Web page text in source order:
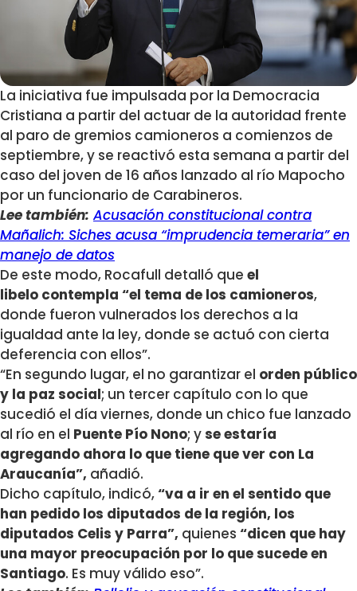
La iniciativa fue impulsada por la Democracia
Cristiana a partir del actuar de la autoridad frente
al paro de gremios camioneros a comienzos de
septiembre, y se reactivó esta semana a partir del
caso del joven de 16 años lanzado al río Mapocho
por un funcionario de Carabineros.
Lee también: Acusación constitucional contra
Mañalich: Siches acusa “imprudencia temeraria” en
manejo de datos
De este modo, Rocafull detalló que el
libelo contempla “el tema de los camioneros,
donde fueron vulnerados los derechos a la
igualdad ante la ley, donde se actuó con cierta
deferencia con ellos”.
“En segundo lugar, el no garantizar el orden público
y la paz social; un tercer capítulo con lo que
sucedió el día viernes, donde un chico fue lanzado
al río en el Puente Pío Nono; yse estaría
agregando ahora lo que tiene que ver con La
Araucanía”, añadió.
Dicho capítulo, indicó,“va a ir en el sentido que
han pedido los diputados de la región, los
diputados Celis y Parra”, quienes “dicen que hay
una mayor preocupación por lo que sucede en
Santiago. Es muy válido eso”.